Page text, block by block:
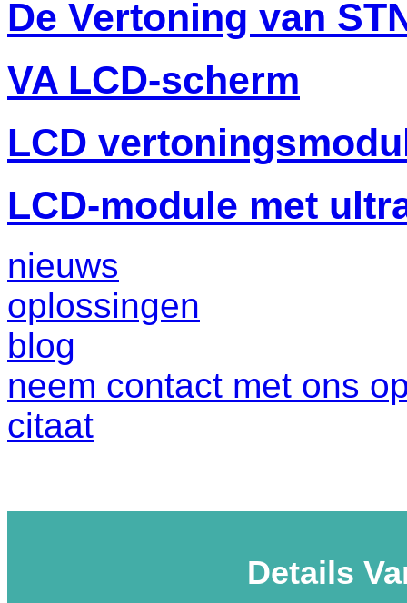
De Vertoning van
VA LCD-scherm
LCD
LCD-module met
nieuws
oplossingen
blog
neem contact met ons
citaat
Details